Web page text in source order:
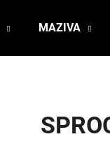
MAZIVA
HLEDAT